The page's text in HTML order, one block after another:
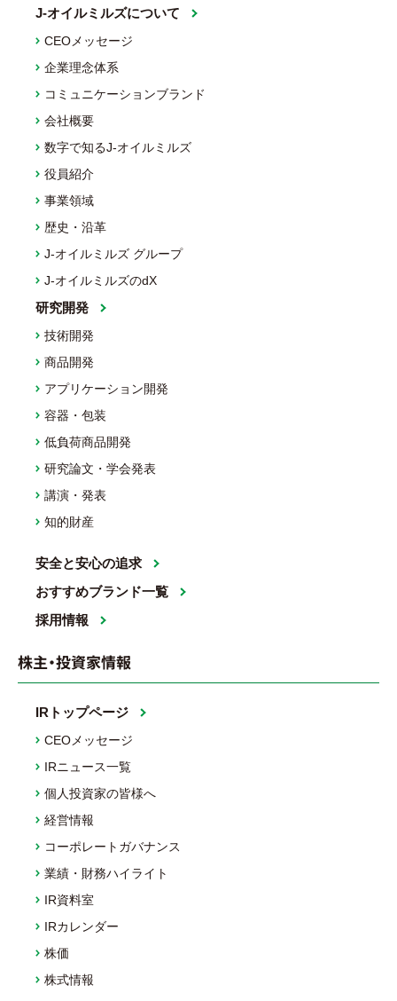
J-オイルミルズについて
CEOメッセージ
企業理念体系
コミュニケーションブランド
会社概要
数字で知るJ-オイルミルズ
役員紹介
事業領域
歴史・沿革
J-オイルミルズ グループ
J-オイルミルズのdX
研究開発
技術開発
商品開発
アプリケーション開発
容器・包装
低負荷商品開発
研究論文・学会発表
講演・発表
知的財産
安全と安心の追求
おすすめブランド一覧
採用情報
株主・投資家情報
IRトップページ
CEOメッセージ
IRニュース一覧
個人投資家の皆様へ
経営情報
コーポレートガバナンス
業績・財務ハイライト
IR資料室
IRカレンダー
株価
株式情報